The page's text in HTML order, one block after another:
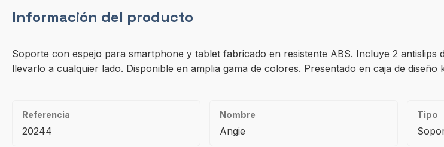
Información del producto
Soporte con espejo para smartphone y tablet fabricado en resistente ABS. Incluye 2
llevarlo a cualquier lado. Disponible en amplia gama de colores. Presentado en caja de diseño
Referencia
20244
Nombre
Angie
Tipo